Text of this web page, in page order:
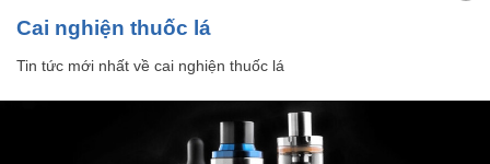
cai nghiện thuốc lá
Tin tức mới nhất về cai nghiện thuốc lá